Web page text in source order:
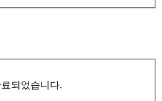
되었습니다.